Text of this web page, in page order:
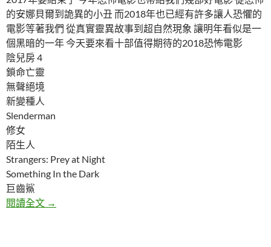
的安娜貝爾到詭異的小丑 而2018年也已經有許多讓人恐懼的
電影等著我們 從真實靈異故事到超自然現象 讓明年看似是一
個黑暗的一年 今天要來看十部值得期待的2018恐怖電影
陰兒房 4
鎖命亡靈
無聲絕境
新變種人
Slenderman
修女
陌生人
Strangers: Prey at Night
Something In the Dark
巨齒鯊
閱讀全文 九部值得期待的2018恐怖電影
→